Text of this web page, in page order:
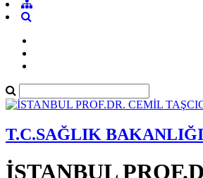
T.C.SAĞLIK BAKANLIĞI
İSTANBUL